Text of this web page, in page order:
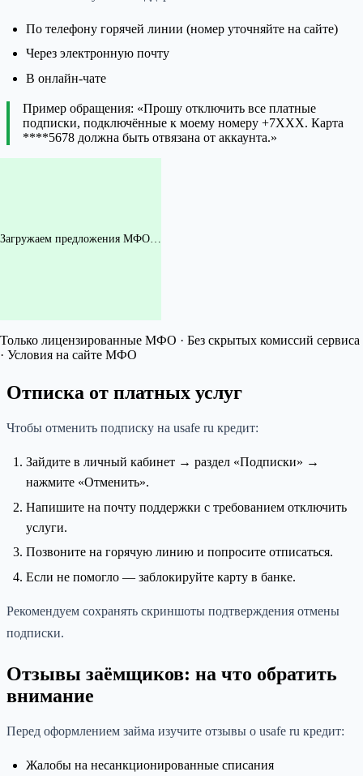
По телефону горячей линии (номер уточняйте на сайте)
Через электронную почту
В онлайн-чате
Пример обращения: «Прошу отключить все платные
подписки, подключённые к моему номеру +7XXX. Карта
****5678 должна быть отвязана от аккаунта.»
Загружаем предложения МФО…
Только лицензированные МФО · Без скрытых комиссий сервиса
· Условия на сайте МФО
Отписка от платных услуг
Чтобы отменить подписку на usafe ru кредит:
Зайдите в личный кабинет → раздел «Подписки» →
нажмите «Отменить».
Напишите на почту поддержки с требованием отключить
услуги.
Позвоните на горячую линию и попросите отписаться.
Если не помогло — заблокируйте карту в банке.
Рекомендуем сохранять скриншоты подтверждения отмены
подписки.
Отзывы заёмщиков: на что обратить
внимание
Перед оформлением займа изучите отзывы о usafe ru кредит:
Жалобы на несанкционированные списания